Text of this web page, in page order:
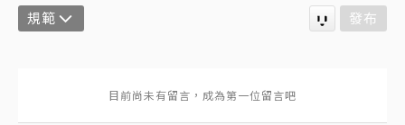
規範 發布